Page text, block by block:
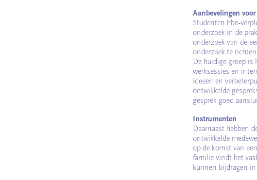
Aanbevelingen
Studenten hbo-
onderzoek in de
onderzoek van de
onderzoek te
De huidige groep is
werksessies en
ideeën en
ontwikkelde
gesprek goed
Instrumenten
Daarnaast hebben
ontwikkelde
op de komst van
familie vindt het
kunnen bijdragen